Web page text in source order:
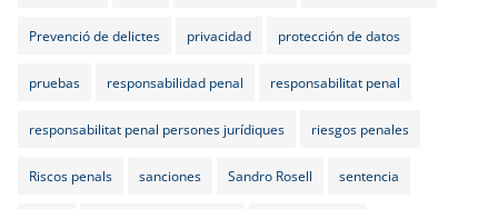
Prevenció de delictes privacidad protección de datos
pruebas responsabilidad penal responsabilitat penal
responsabilitat penal persones jurídiques riesgos penales
Riscos penals sanciones Sandro Rosell sentencia